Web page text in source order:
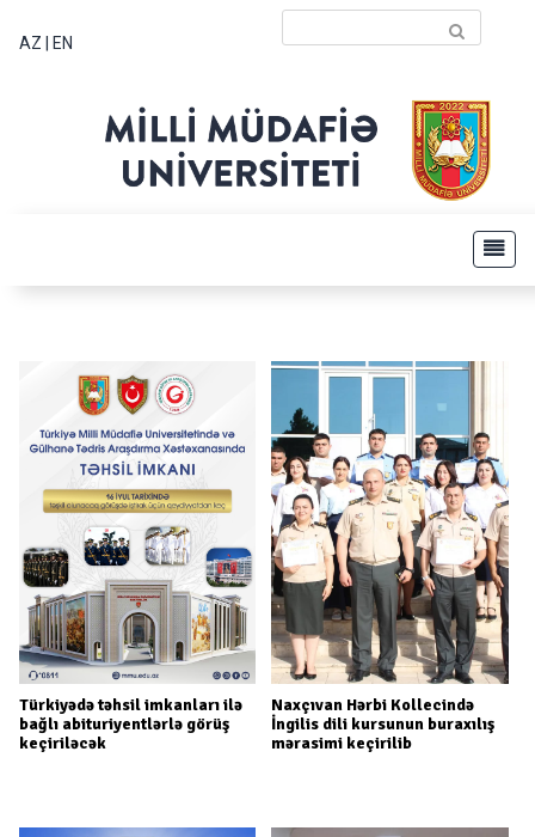
AZ EN
Türkiyədə təhsil imkanları ilə
bağlı abituriyentlərlə görüş
keçiriləcək
Naxçıvan Hərbi Kollecində
İngilis dili kursunun buraxılış
mərasimi keçirilib